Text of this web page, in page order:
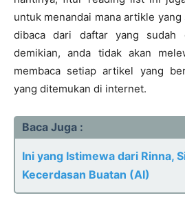
untuk menandai mana artikle
dibaca dari daftar yang sudah
demikian, anda tidak akan
membaca setiap artikel yang
yang ditemukan di internet.
Baca Juga :
Ini yang Istimewa dari Rinna,
Kecerdasan Buatan (AI)